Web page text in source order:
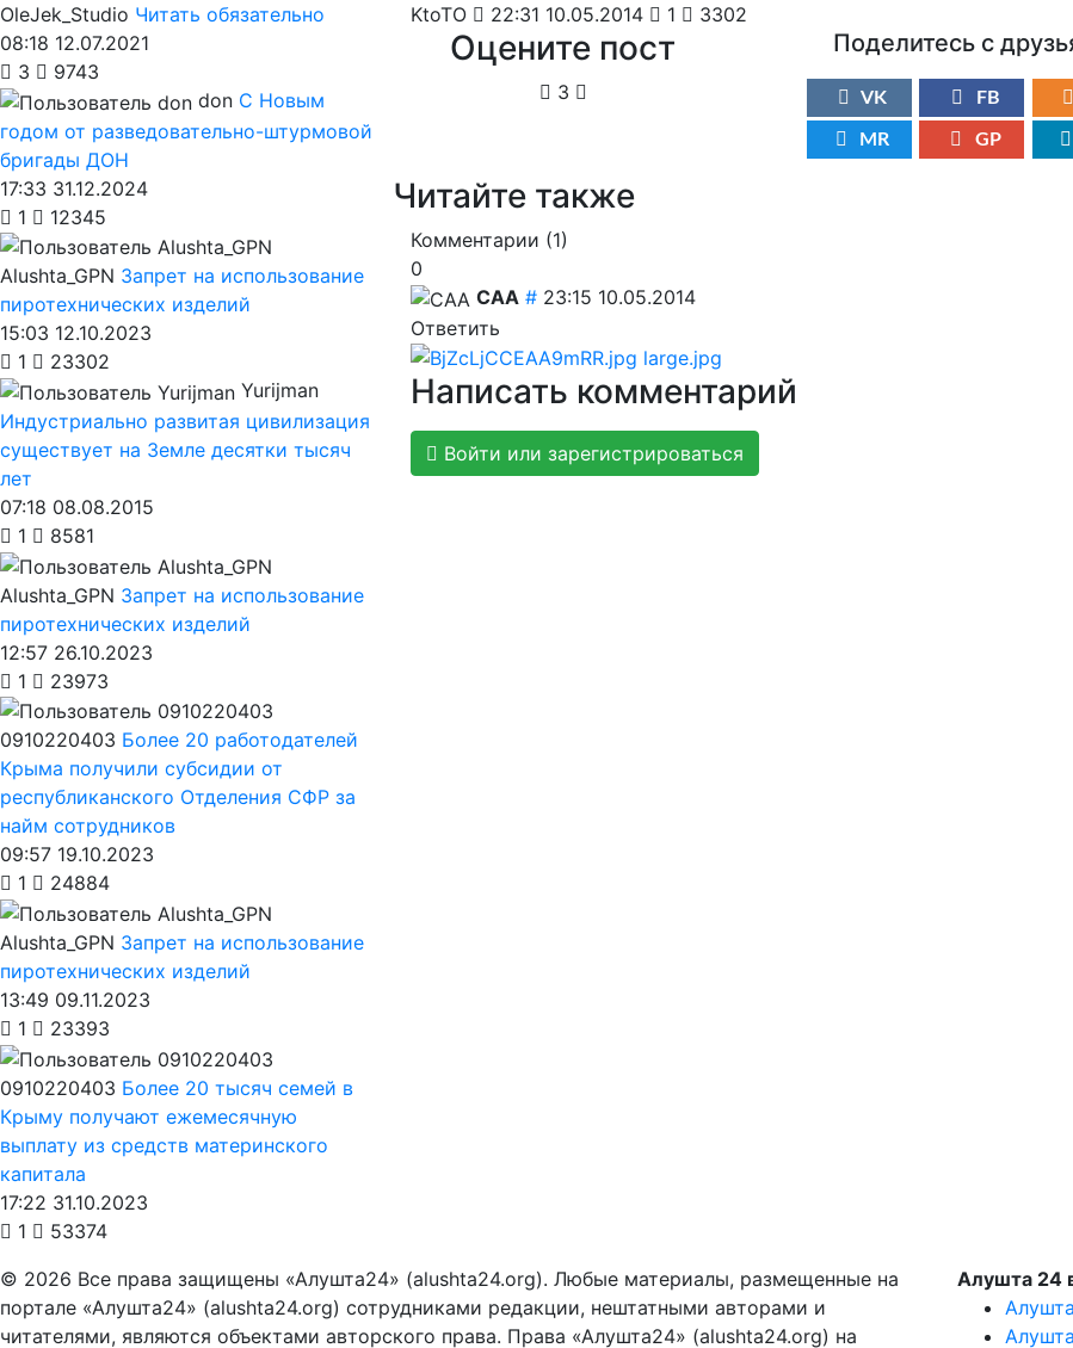
KtoTO 22:31 10.05.2014 1 3302
Оцените пост
3
Поделитесь с
VK FB
MR GP
Читайте также
Комментарии (1)
0
CAA # 23:15 10.05.2014
Ответить
Написать комментарий
Войти или зарегистрироваться
OleJek_Studio Читать обязательно
08:18 12.07.2021
3
9743
don С Новым
годом от разведовательно-штурмовой
бригады ДОН
17:33 31.12.2024
1
12345
Alushta_GPN Запрет на использование
пиротехнических изделий
15:03 12.10.2023
1
23302
Yurijman
Индустриально развитая цивилизация
существует на Земле десятки тысяч
лет
07:18 08.08.2015
1
8581
Alushta_GPN Запрет на использование
пиротехнических изделий
12:57 26.10.2023
1
23973
0910220403 Более 20 работодателей
Крыма получили субсидии от
республиканского Отделения СФР за
найм сотрудников
09:57 19.10.2023
1
24884
Alushta_GPN Запрет на использование
пиротехнических изделий
13:49 09.11.2023
1
23393
0910220403 Более 20 тысяч семей в
Крыму получают ежемесячную
выплату из средств материнского
капитала
17:22 31.10.2023
1
53374
© 2026 Все права защищены «Алушта24» (alushta24.org). Любые материалы, размещенные на
портале «Алушта24» (alushta24.org) сотрудниками редакции, нештатными авторами и
читателями, являются объектами авторского права. Права «Алушта24» (alushta24.org) на
Алушта 24